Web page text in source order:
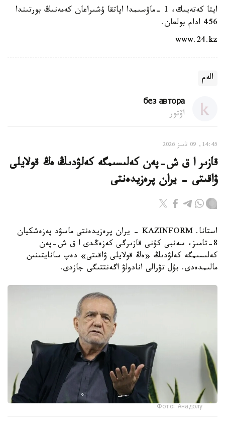
ايتا كەتەيىك، 1 -ماۋسىمدا اپاتقا ۇشىراعان كەمەنىڭ بورتىندا
456 ادام بولعان.
www.24.kz
الەم
без автора
اۆتور
14:45, 09 تامىز 2026
قازىر ا ق ش-پەن كەلىسىمگە كەلۋدىڭ ەڭ قولايلى
ۋاقىتى - يران پرەزيدەنتى
استانا. KAZINFORM - يران پرەزيدەنتى ماسۋد پەزەشكيان
8-تامىز، سەنبى كۇنى قازىرگى كەزەڭدى ا ق ش-پەن
كەلىسىمگە كەلۋدىڭ «ەڭ قولايلى ۋاقىتى» دەپ سانايتىنىن
مالىمدەدى. بۇل تۋرالى انادولۋ اگەنتتىگى جازدى.
Фото: Анадолу